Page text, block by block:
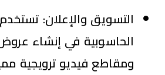
التسويق والإعلان:
الحاسوبية في إنشاء
ومقاطع فيديو ترويجية